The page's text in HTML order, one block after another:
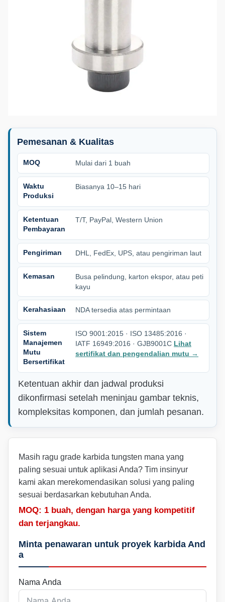
Pemesanan & Kualitas
MOQ Mulai dari 1 buah
Waktu
Produksi
Biasanya 10–15 hari
Ketentuan
Pembayaran
T/T, PayPal, Western Union
Pengiriman DHL, FedEx, UPS, atau pengiriman laut
Kemasan
Busa pelindung, karton ekspor, atau peti
kayu
Kerahasiaan NDA tersedia atas permintaan
Sistem
Manajemen
Mutu
Bersertifikat
ISO 9001:2015 · ISO 13485:2016 ·
IATF 16949:2016 · GJB9001C Lihat
sertifikat dan pengendalian mutu →
Ketentuan akhir dan jadwal produksi
dikonfirmasi setelah meninjau gambar teknis,
kompleksitas komponen, dan jumlah pesanan.
Masih ragu grade karbida tungsten mana yang
paling sesuai untuk aplikasi Anda? Tim insinyur
kami akan merekomendasikan solusi yang paling
sesuai berdasarkan kebutuhan Anda.
MOQ: 1 buah, dengan harga yang kompetitif
dan terjangkau.
Minta penawaran untuk proyek karbida And
a
Nama Anda